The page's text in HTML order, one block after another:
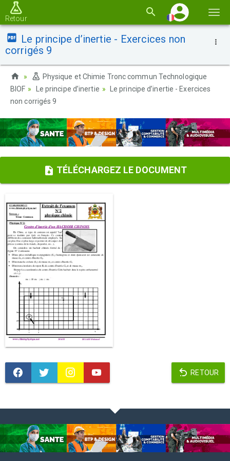
la
Retour
Le principe d’inertie - Exercices non
corrigés 9
Physique et Chimie Tronc commun Technologique
BIOF
Le principe d’inertie
Le principe d’inertie - Exercices
non corrigés 9
TÉLÉCHARGEZ LE DOCUMENT
RETOUR